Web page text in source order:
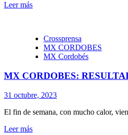
Leer más
Crossprensa
MX CORDOBES
MX Cordobés
MX CORDOBES:
31 octubre, 2023
El fin de semana, con mucho calor,
Leer más